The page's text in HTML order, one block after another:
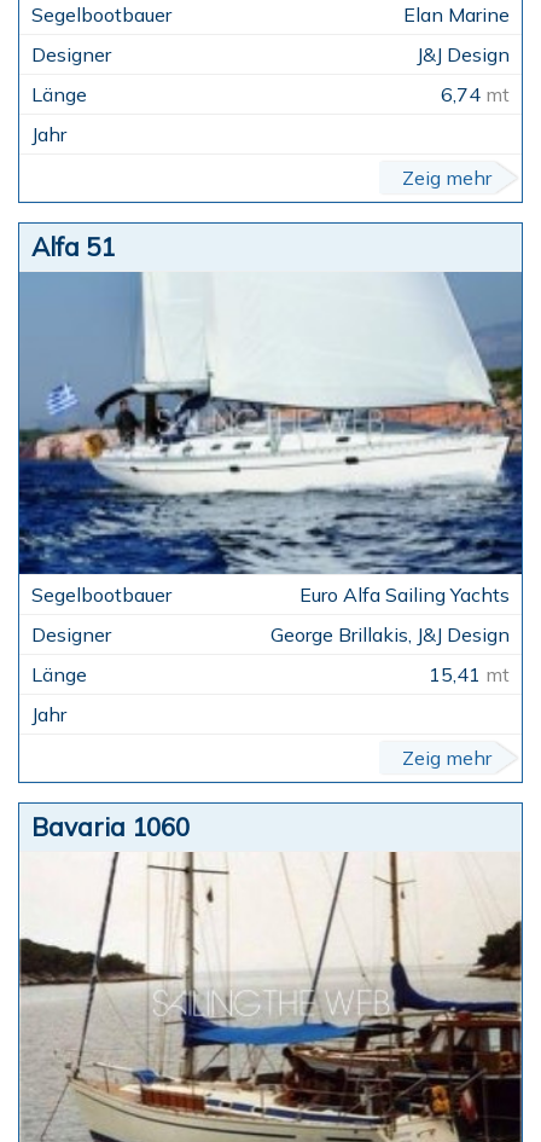
Elan Marine
J&J Design
6,74 mt
Zeig mehr
Alfa 51
Euro Alfa Sailing Yachts
George Brillakis, J&J Design
15,41 mt
Zeig mehr
Bavaria 1060